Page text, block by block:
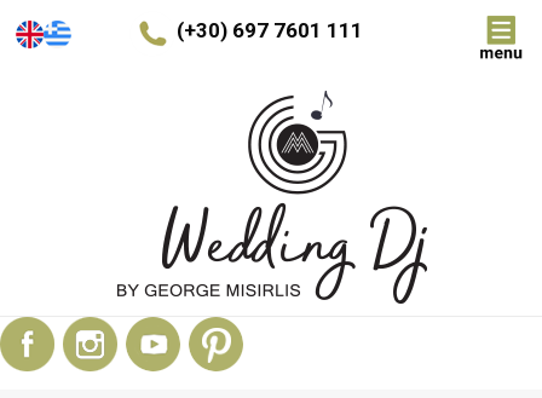
(+30) 697 7601 111